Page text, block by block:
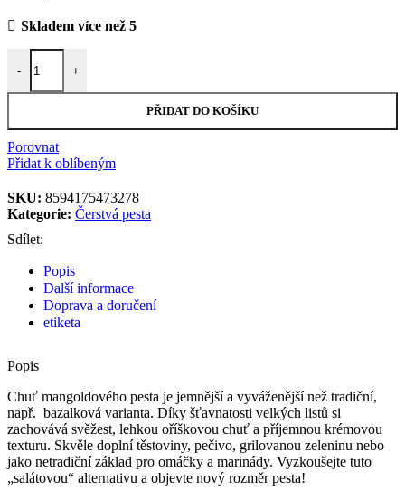
Skladem více než 5
-
Čerstvé pesto z mangoldu 170 g množství
+
PŘIDAT DO KOŠÍKU
Porovnat
Přidat k oblíbeným
SKU: 8594175473278
Kategorie: Čerstvá pesta
Sdílet:
Popis
Další informace
Doprava a doručení
etiketa
Popis
Chuť mangoldového pesta je jemnější a vyváženější než tradiční,
např. bazalková varianta. Díky šťavnatosti velkých listů si
zachovává svěžest, lehkou oříškovou chuť a příjemnou krémovou
texturu. Skvěle doplní těstoviny, pečivo, grilovanou zeleninu nebo
jako netradiční základ pro omáčky a marinády. Vyzkoušejte tuto
„salátovou“ alternativu a objevte nový rozměr pesta!